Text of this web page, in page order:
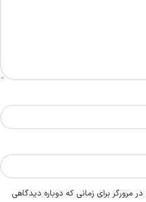
مرورگر برای زمانی که دوباره دیدگاهی